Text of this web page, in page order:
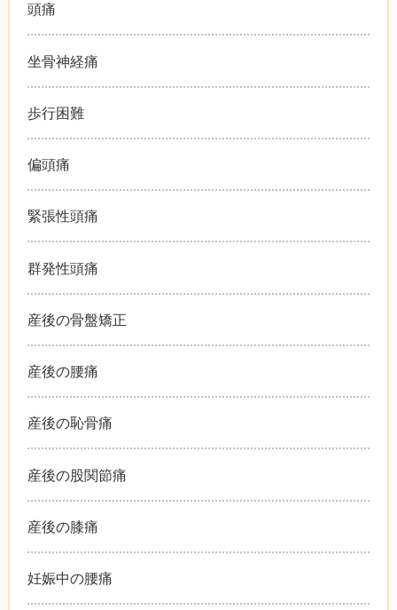
頭痛
坐骨神経痛
歩行困難
偏頭痛
緊張性頭痛
群発性頭痛
産後の骨盤矯正
産後の腰痛
産後の恥骨痛
産後の股関節痛
産後の膝痛
妊娠中の腰痛